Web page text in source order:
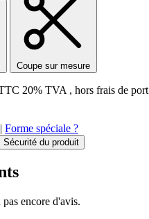
Coupe sur mesure
20% TVA , hors frais de port
| Forme spéciale ?
Sécurité du produit
encore d'avis.